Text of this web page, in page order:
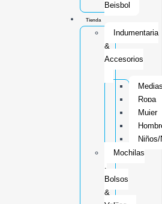
Beisbol
Tienda
Indumentaria
&
Accesorios
Ropa
Mujer
Mochilas
,
Bolsos
&